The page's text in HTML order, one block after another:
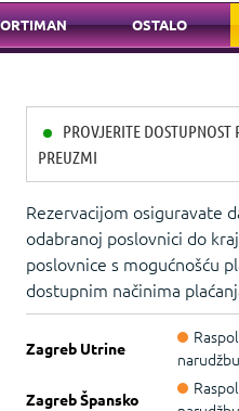
OSTALO
PROVJERITE
PREUZMI
Rezervacijom osiguravate
odabranoj poslovnici do
poslovnice s mogućnošću
dostupnim načinima
Zagreb Utrine
narudžbu
Zagreb Špansko